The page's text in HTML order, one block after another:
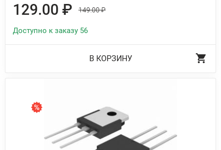
129.00 ₽ 149.00 ₽
Доступно к заказу 56
В КОРЗИНУ